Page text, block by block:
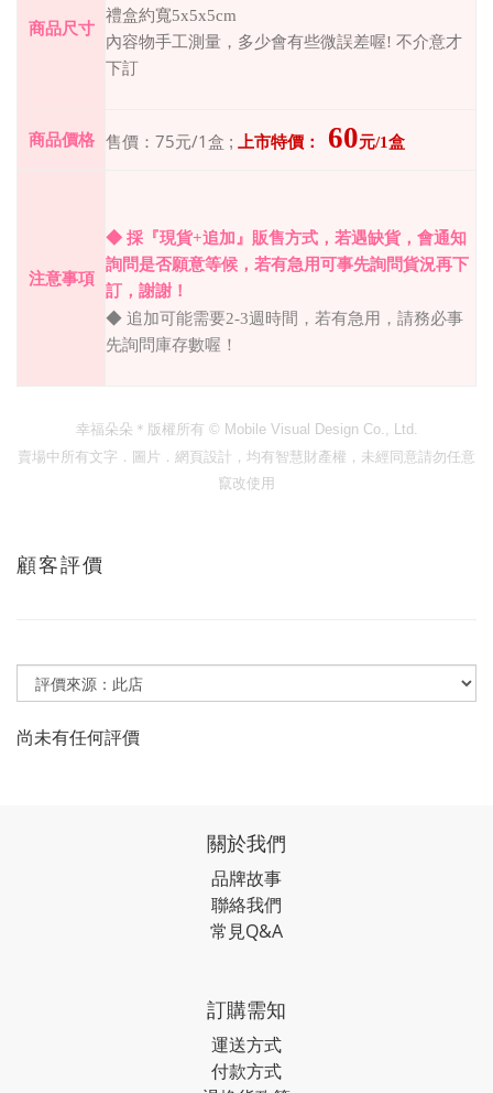
商品尺寸
禮盒約寬5x5x5cm
內容物手工測量，多少會有些微誤差喔! 不介意才
下訂
商品價格 售價： 75元/1盒 ; 上市特價： 60元/1盒
注意事項
◆ 採『現貨+追加』販售方式，若遇缺貨，會通知
詢問是否願意等候，若有急用可事先詢問貨況再下
訂，謝謝！
◆ 追加可能需要2-3週時間，若有急用，請務必事
先詢問庫存數喔！
幸福朵朵＊版權所有 © Mobile Visual Design Co., Ltd.
賣場中所有文字．圖片．網頁設計，均有智慧財產權，未經同意請勿任意
竄改使用
顧客評價
尚未有任何評價
關於我們
品牌故事
聯絡我們
常見Q&A
訂購需知
運送方式
付款方式